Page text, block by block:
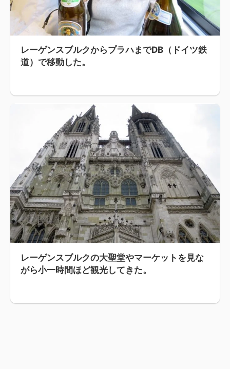
レーゲンスブルクからプラハまでDB（ドイツ鉄
道）で移動した。
レーゲンスブルクの大聖堂やマーケットを見な
がら小一時間ほど観光してきた。